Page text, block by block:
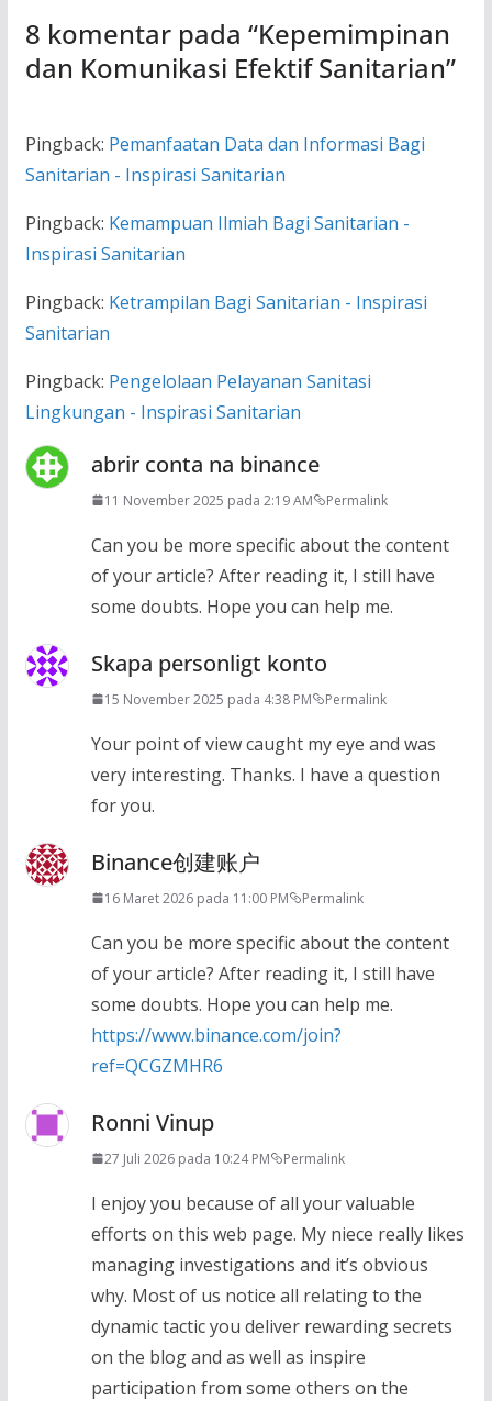
8 komentar pada “Kepemimpinan
dan Komunikasi Efektif Sanitarian”
Pingback: Pemanfaatan Data dan Informasi Bagi
Sanitarian - Inspirasi Sanitarian
Pingback: Kemampuan Ilmiah Bagi Sanitarian -
Inspirasi Sanitarian
Pingback: Ketrampilan Bagi Sanitarian - Inspirasi
Sanitarian
Pingback: Pengelolaan Pelayanan Sanitasi
Lingkungan - Inspirasi Sanitarian
abrir conta na binance
11 November 2025 pada 2:19 AM Permalink
Can you be more specific about the content
of your article? After reading it, I still have
some doubts. Hope you can help me.
Skapa personligt konto
15 November 2025 pada 4:38 PM Permalink
Your point of view caught my eye and was
very interesting. Thanks. I have a question
for you.
Binance创建账户
16 Maret 2026 pada 11:00 PM Permalink
Can you be more specific about the content
of your article? After reading it, I still have
some doubts. Hope you can help me.
https://www.binance.com/join?
ref=QCGZMHR6
Ronni Vinup
27 Juli 2026 pada 10:24 PM Permalink
I enjoy you because of all your valuable
efforts on this web page. My niece really likes
managing investigations and it’s obvious
why. Most of us notice all relating to the
dynamic tactic you deliver rewarding secrets
on the blog and as well as inspire
participation from some others on the